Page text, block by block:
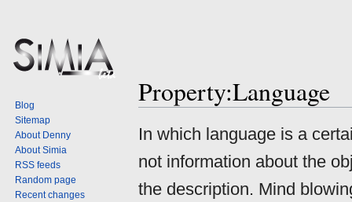
Property:Language
Jump
navigation
Jump
search
In which language is a
not information about the
the description. Mind
Blog
Sitemap
About Denny
About Simia
RSS feeds
Random page
Recent changes